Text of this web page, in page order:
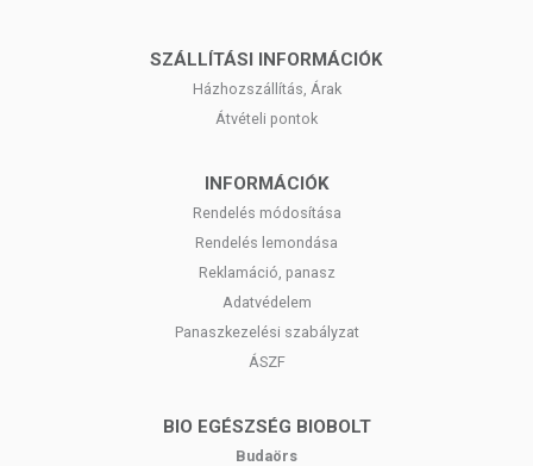
SZÁLLÍTÁSI INFORMÁCIÓK
Házhozszállítás, Árak
Átvételi pontok
INFORMÁCIÓK
Rendelés módosítása
Rendelés lemondása
Reklamáció, panasz
Adatvédelem
Panaszkezelési szabályzat
ÁSZF
BIO EGÉSZSÉG BIOBOLT
Budaörs